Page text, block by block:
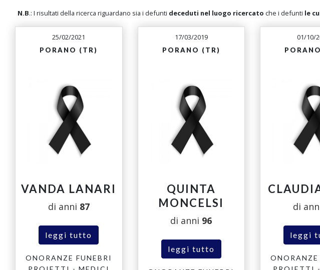
N.B.: I risultati della ricerca riguardano sia i defunti deceduti nel luogo ricercato che i defunti le
25/02/2021
PORANO (TR)
VANDA LANARI
di anni 87
leggi tutto
ONORANZE FUNEBRI
17/03/2019
PORANO (TR)
QUINTA
MONCELSI
di anni 96
leggi tutto
01/10/
di
leggi
ONORANZE